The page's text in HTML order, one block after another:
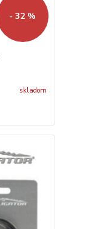
- 32 %
skladom